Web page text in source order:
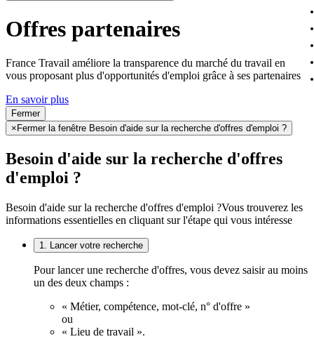
Offres partenaires
France Travail améliore la transparence du marché du travail en
vous proposant plus d'opportunités d'emploi grâce à ses partenaires
En savoir plus
Fermer
× Fermer la fenêtre Besoin d'aide sur la recherche d'offres d'emploi ?
Besoin d'aide sur la recherche d'offres
d'emploi ?
Besoin d'aide sur la recherche d'offres d'emploi ?Vous trouverez les
informations essentielles en cliquant sur l'étape qui vous intéresse
1. Lancer votre recherche
Pour lancer une recherche d'offres, vous devez saisir au moins
un des deux champs :
« Métier, compétence, mot-clé, n° d'offre »
ou
« Lieu de travail ».